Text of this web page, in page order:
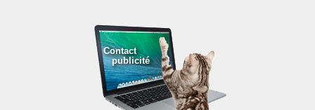
Contact
publicité